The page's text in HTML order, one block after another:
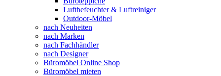
Luftbefeuchter & Luftreiniger
Outdoor-Möbel
nach Neuheiten
nach Marken
nach Fachhändler
nach Designer
Büromöbel Online Shop
Büromöbel mieten